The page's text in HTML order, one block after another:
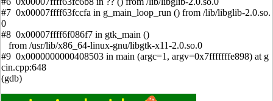
#7 0x00007ffff63fccfa in g_main_loop_run () from /lib/libglib-2.0.so.
0
#8 0x00007ffff6f086f7 in gtk_main ()
from /usr/lib/x86_64-linux-gnu/libgtk-x11-2.0.so.0
#9 0x0000000000408503 in main (argc=1, argv=0x7fffffffe898) at g
cin.cpp:648
(gdb)